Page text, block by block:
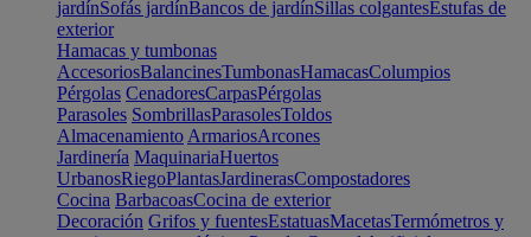
jardínSofás jardínBancos de jardínSillas colgantesEstufas de
exterior
Hamacas y tumbonas
AccesoriosBalancinesTumbonasHamacasColumpios
Pérgolas CenadoresCarpasPérgolas
Parasoles SombrillasParasolesToldos
Almacenamiento ArmariosArcones
Jardinería MaquinariaHuertos
UrbanosRiegoPlantasJardinerasCompostadores
Cocina BarbacoasCocina de exterior
Decoración Grifos y fuentesEstatuasMacetasTermómetros y